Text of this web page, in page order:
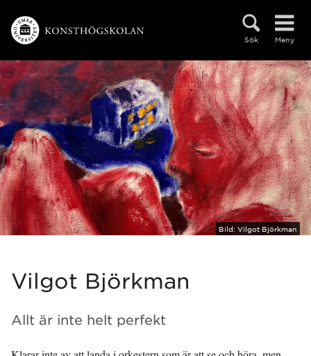
Sök Meny
Bild: Vilgot Björkman
Vilgot Björkman
Allt är inte helt perfekt